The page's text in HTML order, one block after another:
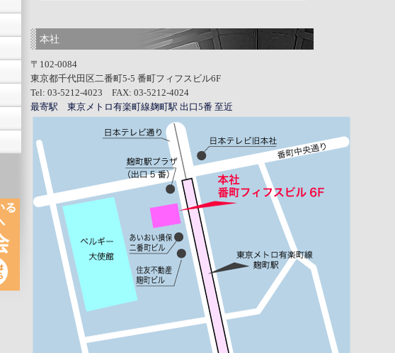
本社
〒102-0084
東京都千代田区二番町5-5 番町フィフスビル6F
Tel: 03-5212-4023 FAX: 03-5212-4024
最寄駅 東京メトロ有楽町線麹町駅 出口5番 至近